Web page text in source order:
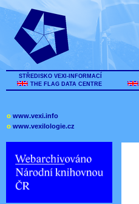
STŘEDISKO VEXI-INFORMACÍ
THE FLAG DATA CENTRE
o www.vexi.info
o www.vexilologie.cz